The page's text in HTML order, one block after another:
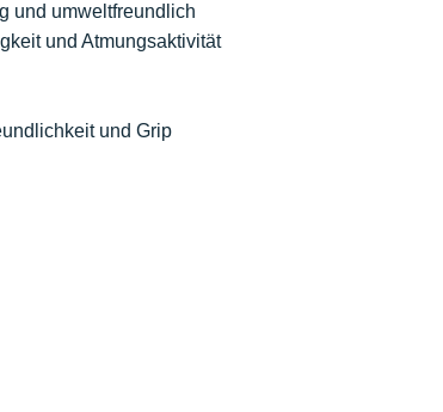
und umweltfreundlich
und Atmungsaktivität
und Grip